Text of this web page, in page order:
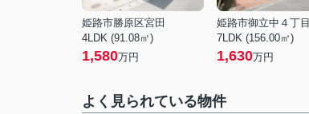
姫路市勝原区宮田
4LDK (91.08㎡)
1,580万円
姫路市御立中４丁目
7LDK (156.00㎡)
1,630万円
よく見られている物件